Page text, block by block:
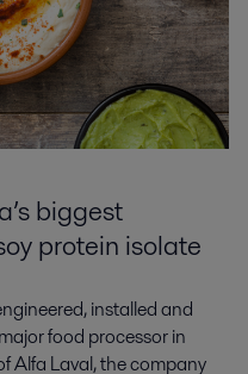
biggest
protein isolate
installed and
food processor in
Alfa Laval, the company